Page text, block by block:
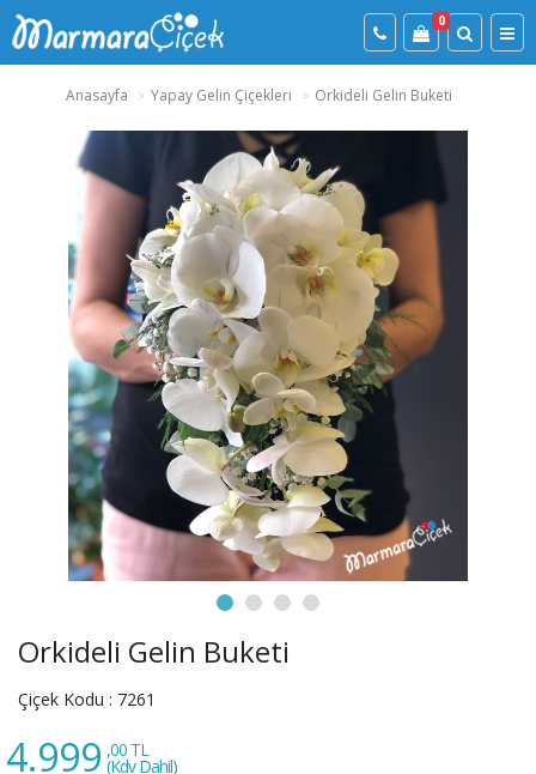
0
Anasayfa Yapay Gelin Çiçekleri Orkideli Gelin Buketi
Orkideli Gelin Buketi
Çiçek Kodu : 7261
4.999 ,00 TL
(Kdv Dahil)